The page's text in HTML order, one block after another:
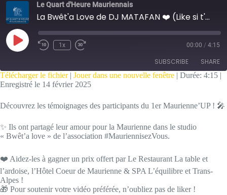
Le Quart d'Heure Mauriennais
La Bwêt'a Love de DJ MATAFAN ❤️ (Like si t'aimes!)
Play
Episode
1x 00:00 / 4:15
SUBSCRIBE SHARE
EMBED
Télécharger le fichier| Jouer dans une nouvelle fenêtre | Durée: 4:15 |
Enregistré le 14 février 2025
Découvrez les témoignages des participants du 1er Maurienne’UP ! 🎤
✨ Ils ont partagé leur amour pour la Maurienne dans le studio
« Bwêt’a love » de l’association #MauriennisezVous.
❤️ Aidez-les à gagner un prix offert par Le Restaurant La table et
l’ardoise, l’Hôtel Coeur de Maurienne & SPA L’équilibre et Trans-
Alpes !
🎁 Pour soutenir votre vidéo préférée, n’oubliez pas de liker !